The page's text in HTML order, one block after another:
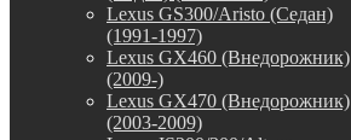
Lexus GS300/Aristo (Седан)
(1991-1997)
Lexus GX460 (Внедорожник)
(2009-)
Lexus GX470 (Внедорожник)
(2003-2009)